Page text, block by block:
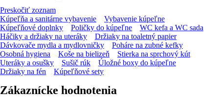
Preskočiť zoznam
Kúpeľňa a sanitárne vybavenie
Vybavenie kúpeľne
Kúpeľňové doplnky
Poličky do kúpeľne
WC kefa a WC sada
Háčiky a držiaky na uteráky
Držiaky na toaletný papier
Dávkovače mydla a mydlovničky
Poháre na zubné kefky
Osobná hygiena
Koše na bielizeň
Stierka na sprchový kút
Uteráky a osušky
Sušič rúk
Úložné boxy do kúpeľne
Držiaky na fén
Kúpeľňové sety
Zákaznícke hodnotenia